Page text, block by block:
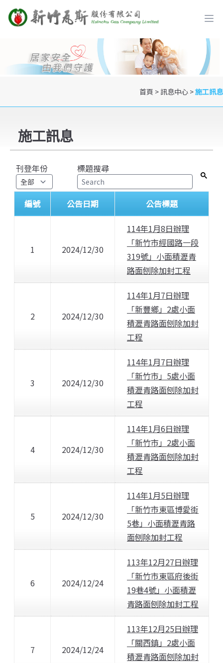
首頁 > 訊息中心 >施工訊息
施工訊息
刊登年份 標題搜尋
編號 公告日期 公告標題
1 2024/12/30
114年1月8日辦理
「新竹市經國路一段
319號」小面積瀝青
路面刨除加封工程
2 2024/12/30
114年1月7日辦理
「新豐鄉」2處小面
積瀝青路面刨除加封
工程
3 2024/12/30
114年1月7日辦理
「新竹市」5處小面
積瀝青路面刨除加封
工程
4 2024/12/30
114年1月6日辦理
「新竹市」2處小面
積瀝青路面刨除加封
工程
5 2024/12/30
114年1月5日辦理
「新竹市東區博愛街
5巷」小面積瀝青路
面刨除加封工程
6 2024/12/24
113年12月27日辦理
「新竹市東區府後街
19巷4號」小面積瀝
青路面刨除加封工程
7 2024/12/24
113年12月25日辦理
「關西鎮」2處小面
積瀝青路面刨除加封